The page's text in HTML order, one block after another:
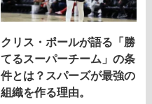
クリス・ポールが語る「勝
てるスーパーチーム」の条
件とは？スパーズが最強の
組織を作る理由。